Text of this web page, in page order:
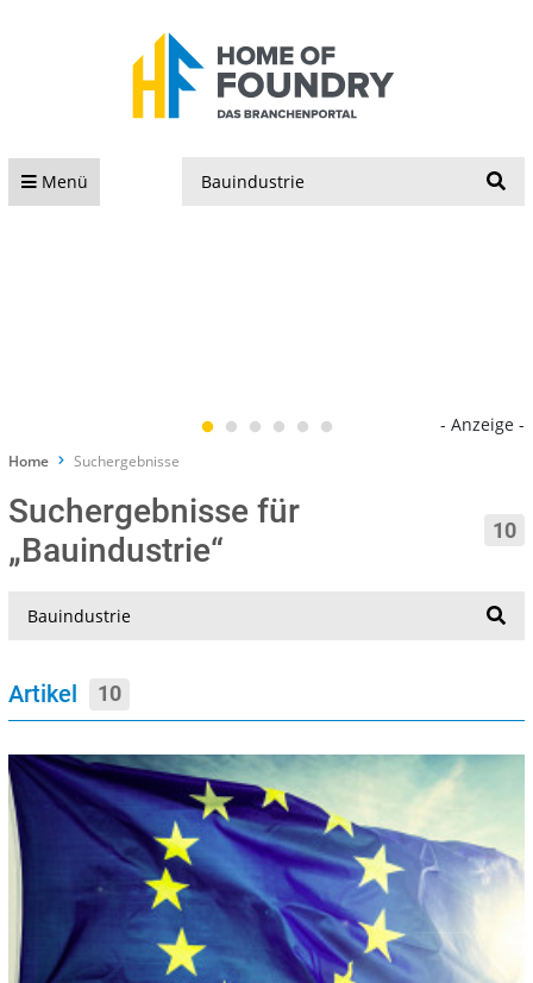
Menü
- Anzeige -
Home Suchergebnisse
Suchergebnisse für
„Bauindustrie“
10
Artikel 10